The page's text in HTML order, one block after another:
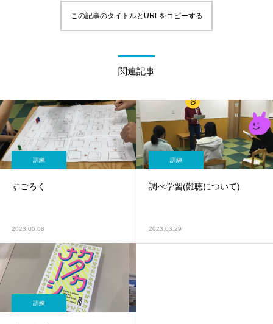
この記事のタイトルとURLをコピーする
関連記事
訓練
すごろく
2023.05.08
訓練
調べ学習(難聴について)
2023.03.29
訓練